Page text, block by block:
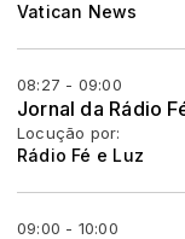
Vatican News
08:27 - 09:00
Jornal da Rádio
Locução por:
Rádio Fé e Luz
09:00 - 10:00